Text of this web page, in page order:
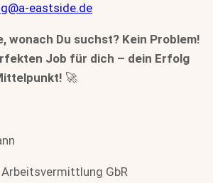
eastside.de
wonach Du suchst? Kein Problem!
Job für dich – dein Erfolg
🚀
GbR